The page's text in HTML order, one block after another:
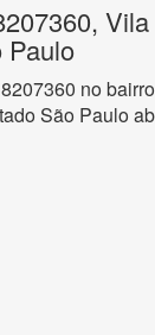
Paulo
no
São Paulo